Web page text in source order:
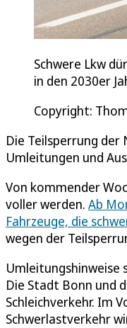
Schwere Lkw
in den 2030er
Copyright:
Die Teilsperrung der
Umleitungen und
Von kommender
voller werden. Ab
Fahrzeuge, die
wegen der
Umleitungshinweise
Die Stadt Bonn und
Schleichverkehr. Im
Schwerlastverkehr